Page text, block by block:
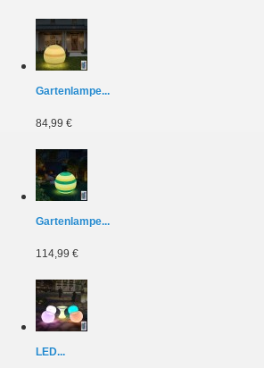
Gartenlampe...
84,99 €
Gartenlampe...
114,99 €
LED...